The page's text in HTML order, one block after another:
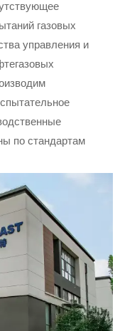
газовых
управления и
по стандартам